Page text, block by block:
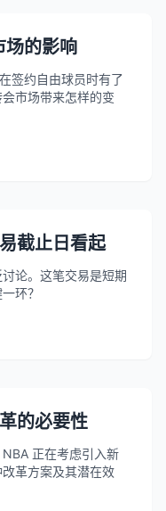
场的影响
签约自由球员时有了
市场带来怎样的变
截止日看起
论。这笔交易是短期
环？
的必要性
正在考虑引入新
革方案及其潜在效